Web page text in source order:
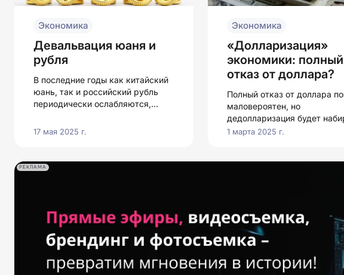
Экономика
Девальвация юаня и
рубля
В последние годы как китайский
юань, так и российский рубль
периодически ослабляются,
участников
17 мая 2025 г.
Экономика
«Долларизация»
экономики: полный
отказ от доллара?
Полный отказ от доллара
маловероятен, но
дедолларизация будет
обороты.
1 марта 2025 г.
РЕКЛАМА